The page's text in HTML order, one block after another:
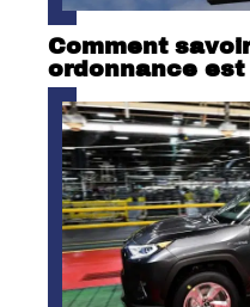
Comment
ordonnance est